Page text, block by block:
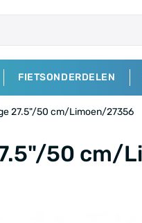
FIETSONDERDELEN
27.5"/50 cm/Limoen/27356
50 cm/